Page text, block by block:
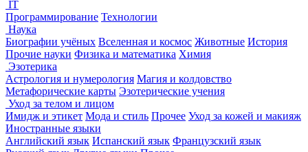
IT
Программирование Технологии
Наука
Биографии учёных Вселенная и космос Животные История
Прочие науки Физика и математика Химия
Эзотерика
Астрология и нумерология Магия и колдовство
Метафорические карты Эзотерические учения
Уход за телом и лицом
Имидж и этикет Мода и стиль Прочее Уход за кожей и макияж
Иностранные языки
Английский язык Испанский язык Французский язык